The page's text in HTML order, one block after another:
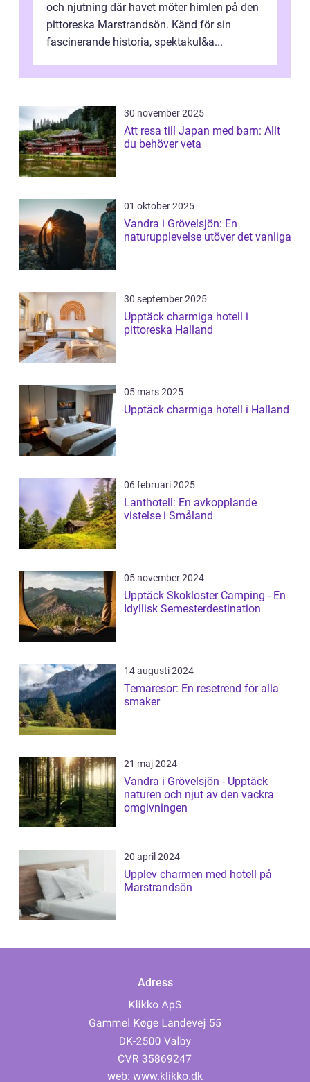
och njutning där havet möter himlen på den
pittoreska Marstrandsön. Känd för sin
fascinerande historia, spektakul&a...
30 november 2025
Att resa till Japan med barn: Allt
du behöver veta
01 oktober 2025
Vandra i Grövelsjön: En
naturupplevelse utöver det vanliga
30 september 2025
Upptäck charmiga hotell i
pittoreska Halland
05 mars 2025
Upptäck charmiga hotell i Halland
06 februari 2025
Lanthotell: En avkopplande
vistelse i Småland
05 november 2024
Upptäck Skokloster Camping - En
Idyllisk Semesterdestination
14 augusti 2024
Temaresor: En resetrend för alla
smaker
21 maj 2024
Vandra i Grövelsjön - Upptäck
naturen och njut av den vackra
omgivningen
20 april 2024
Upplev charmen med hotell på
Marstrandsön
Adress
web: www.klikko.dk